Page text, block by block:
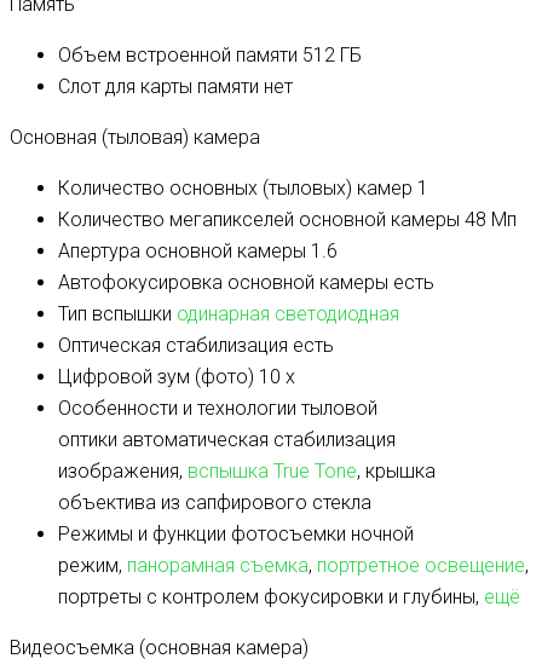
Объем встроенной памяти 512 ГБ
Слот для карты памяти нет
Основная (тыловая) камера
Количество основных (тыловых) камер 1
Количество мегапикселей основной камеры 48 Мп
Апертура основной камеры 1.6
Автофокусировка основной камеры есть
Тип вспышки одинарная светодиодная
Оптическая стабилизация есть
Цифровой зум (фото) 10 x
Особенности и технологии тыловой
оптики автоматическая стабилизация
изображения, вспышка True Tone, крышка
объектива из сапфирового стекла
Режимы и функции фотосъемки ночной
режим, панорамная съемка, портретное освещение,
портреты с контролем фокусировки и глубины, ещё
Видеосъемка (основная камера)